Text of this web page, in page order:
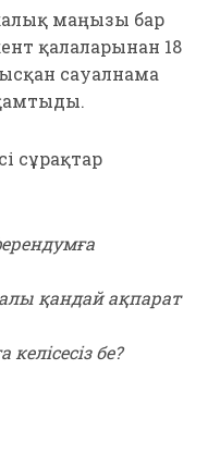
маңызы бар
қалаларынан 18
сауалнама
сұрақтар
қандай ақпарат
бе?